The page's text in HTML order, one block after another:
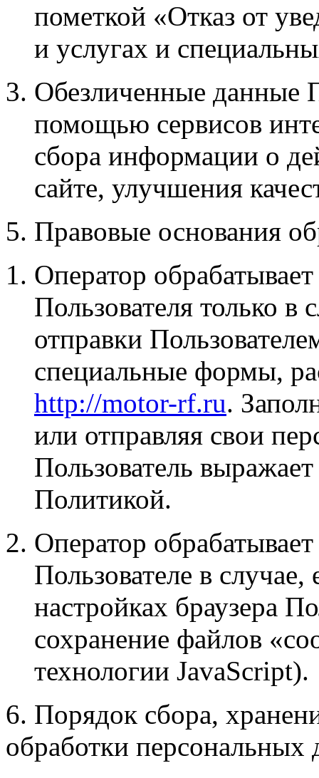
пометкой «Отказ от
и услугах и
Обезличенные данные
помощью сервисов
сбора информации о
сайте, улучшения
5. Правовые основания
Оператор
Пользователя только в
отправки
специальные формы,
http://motor-rf.ru.
или отправляя свои
Пользователь
Политикой.
Оператор
Пользователе в
настройках браузера
сохранение файлов
технологии JavaScript).
6. Порядок сбора,
обработки персональных